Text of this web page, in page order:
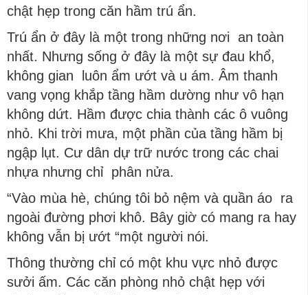
chật hẹp trong căn hầm trú ẩn.
Trú ẩn ở đây là một trong những nơi an toàn
nhất. Nhưng sống ở đây là một sự đau khổ,
không gian luôn ẩm ướt và u ám. Âm thanh
vang vọng khắp tầng hầm dường như vô hạn
không dứt. Hầm được chia thành các ô vuông
nhỏ. Khi trời mưa, một phần của tầng hầm bị
ngập lụt. Cư dân dự trữ nước trong các chai
nhựa nhưng chỉ phân nửa.
“Vào mùa hè, chúng tôi bỏ nệm và quần áo ra
ngoài đường phơi khô. Bây giờ có mang ra hay
không vẫn bị ướt “một người nói.
Thông thường chỉ có một khu vực nhỏ được
sưởi ấm. Các căn phòng nhỏ chật hẹp với